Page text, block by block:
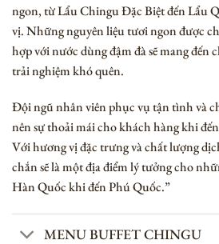
ngon, từ Lẩu Chingu Đặc Biệt đến Lẩu
vị. Những nguyên liệu tươi ngon được
hợp với nước dùng đậm đà sẽ mang
trải nghiệm khó quên.
Đội ngũ nhân viên phục vụ tận tình và
nên sự thoải mái cho khách hàng khi
Với hương vị đặc trưng và chất lượng
chắn sẽ là một địa điểm lý tưởng cho
Hàn Quốc khi đến Phú Quốc.”
MENU BUFFET CHINGU